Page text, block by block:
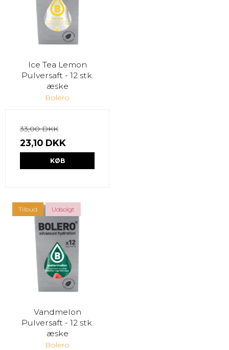
Ice Tea Lemon
Pulversaft - 12 stk.
æske
Bolero
33,00 DKK
23,10 DKK
KØB
Tilbud Udsolgt
Vandmelon
Pulversaft - 12 stk.
æske
Bolero